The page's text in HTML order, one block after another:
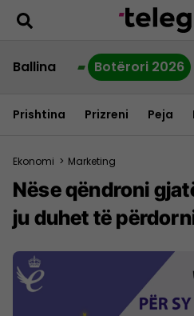
Ballina Botërori 2026
Prishtina Prizreni Peja
Ekonomi > Marketing
Nëse qëndroni
ju duhet të